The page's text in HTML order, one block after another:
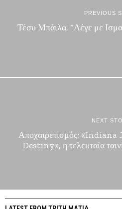
PREVIOUS
Τέσυ Μπάιλα, “Λέγε με
NEXT
Αποχαιρετισμός;
Destiny», η τελευταία